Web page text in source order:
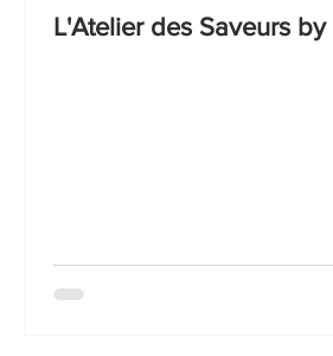
L'Atelier des Saveurs